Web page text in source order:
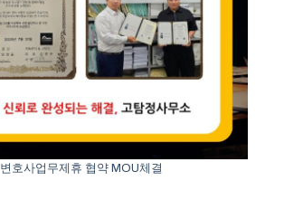
변호사업무제휴 협약 MOU체결